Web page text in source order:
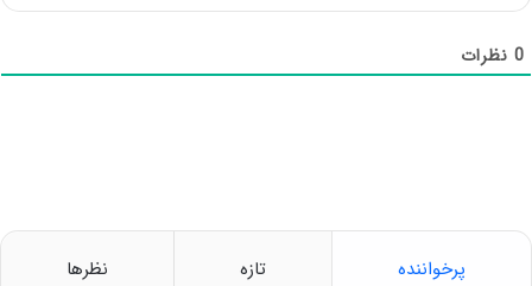
0 نظرات
پرخواننده تازه نظرها